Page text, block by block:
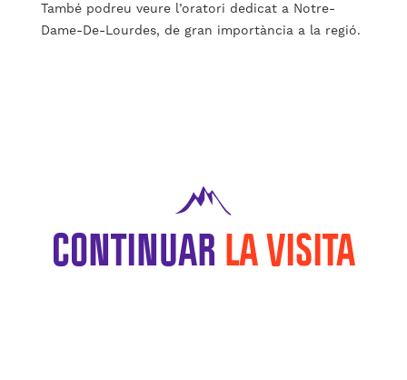
També podreu veure l’oratori dedicat a Notre-
Dame-De-Lourdes, de gran importància a la regió.
CONTINUAR LA VISITA